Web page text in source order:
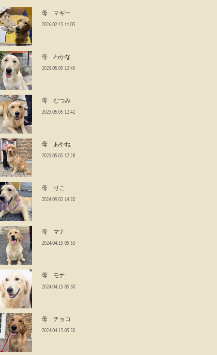
母 マギー
2026.02.15 11:03
母 わかな
2025.05.05 12:45
母 むつみ
2025.05.05 12:41
母 あやね
2025.05.05 12:28
母 りこ
2024.09.02 14:20
母 マナ
2024.04.15 05:33
母 モナ
2024.04.15 05:30
母 チョコ
2024.04.15 05:20